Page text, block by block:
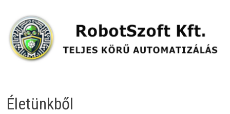
Életünkből